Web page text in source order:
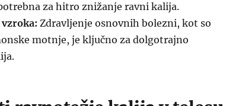
za hitro znižanje ravni kalija.
vzroka: Zdravljenje osnovnih bolezni, kot so
motnje, je ključno za dolgotrajno